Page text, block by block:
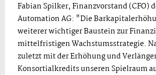
Fabian Spilker, Finanzvorstand (CFO)
Automation AG: "Die
weiterer wichtiger Baustein zur
mittelfristigen Wachstumsstrategie.
zuletzt mit der Erhöhung und
Konsortialkredits unseren Spielraum